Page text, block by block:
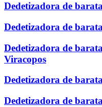
Dedetizadora de
Dedetizadora de
Dedetizadora de
Viracopos
Dedetizadora de
Dedetizadora de